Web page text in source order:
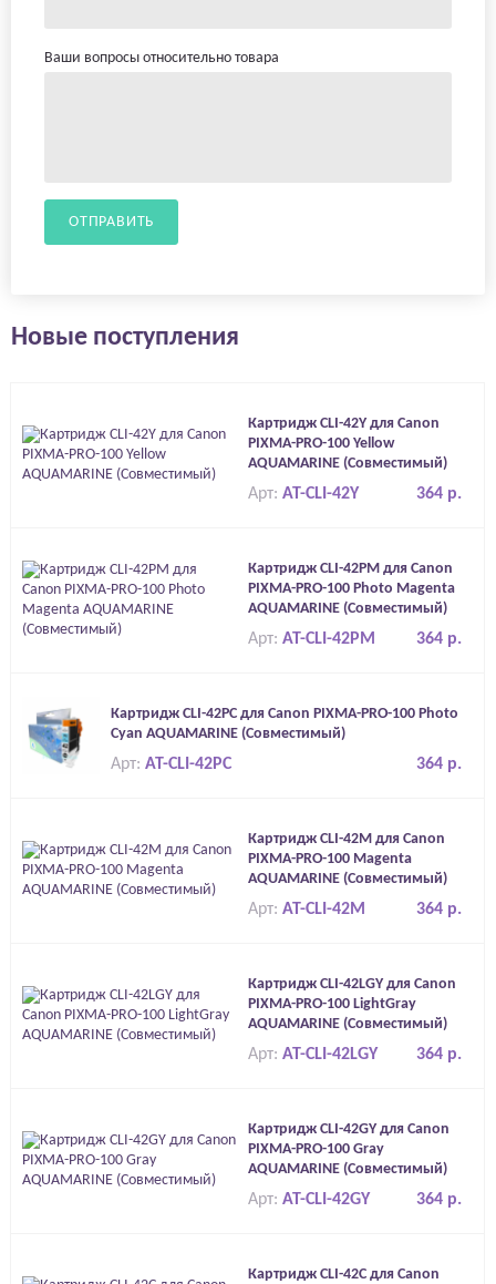
Ваши вопросы относительно товара
ОТПРАВИТЬ
Новые поступления
Картридж CLI-42Y для Canon
PIXMA-PRO-100 Yellow
AQUAMARINE (Совместимый)
364 р.
Арт:AT-CLI-42Y
Картридж CLI-42PM для Canon
PIXMA-PRO-100 Photo Magenta
AQUAMARINE (Совместимый)
364 р.
Арт: AT-CLI-42PM
Картридж CLI-42PC для Canon PIXMA-PRO-100 Photo
Cyan AQUAMARINE (Совместимый)
364 р.
Арт: AT-CLI-42PC
Картридж CLI-42M для Canon
PIXMA-PRO-100 Magenta
AQUAMARINE (Совместимый)
364 р.
Арт:AT-CLI-42M
Картридж CLI-42LGY для Canon
PIXMA-PRO-100 LightGray
AQUAMARINE (Совместимый)
364 р.
Арт:AT-CLI-42LGY
Картридж CLI-42GY для Canon
PIXMA-PRO-100 Gray
AQUAMARINE (Совместимый)
364 р.
Арт:AT-CLI-42GY
Картридж CLI-42C для Canon